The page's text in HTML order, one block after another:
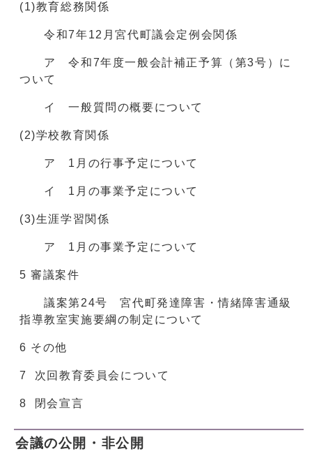
(1)教育総務関係
令和7年12月宮代町議会定例会関係
ア 令和7年度一般会計補正予算（第3号）に
ついて
イ 一般質問の概要について
(2)学校教育関係
ア 1月の行事予定について
イ 1月の事業予定について
(3)生涯学習関係
ア 1月の事業予定について
5 審議案件
議案第24号 宮代町発達障害・情緒障害通級
指導教室実施要綱の制定について
6 その他
7 次回教育委員会について
8 閉会宣言
会議の公開・非公開